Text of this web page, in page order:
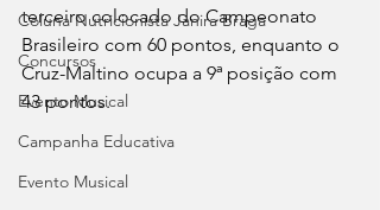
Coluna Nutricionista Janira Braga
Concursos
Evento Musical
Campanha Educativa
Evento Musical
terceiro colocado do Campeonato
Brasileiro com 60 pontos, enquanto o
Cruz-Maltino ocupa a 9ª posição com
43 pontos.